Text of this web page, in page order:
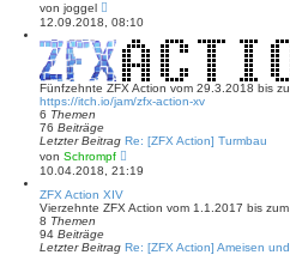
a
von joggel
e
u
e
s
t
e
r
B
t
r
a
g
12.09.2018, 08:10
Fünfzehnte ZFX Action vom 29.3.2018 bis
https://itch.io/jam/zfx-action-xv
6 Themen
76 Beiträge
Letzter Beitrag Re: [ZFX Action] Turmbau
von Schrompf
e
u
s
r
10.04.2018, 21:19
ZFX Action XIV
Vierzehnte ZFX Action vom 1.1.2017 bis
8 Themen
94 Beiträge
Letzter Beitrag Re: [ZFX Action] Ameisen